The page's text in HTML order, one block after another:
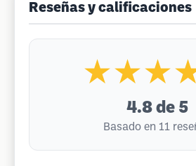
Reseñas y calificaciones
4.8 de 5
Basado en 11